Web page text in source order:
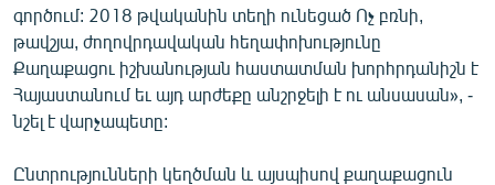
English
Русский
ՀԵՏԵՎԵՔ ՄԵԶ
գործում: 2018 թվականին տեղի ունեցած Ոչ բռնի,
թավշյա, ժողովրդավական հեղափոխությունը
Քաղաքացու իշխանության հաստատման խորհրդանիշն է
Հայաստանում եւ այդ արժեքը անշրջելի է ու անսասան», -
նշել է վարչապետը:
Ընտրությունների կեղծման և այսպիսով քաղաքացուն